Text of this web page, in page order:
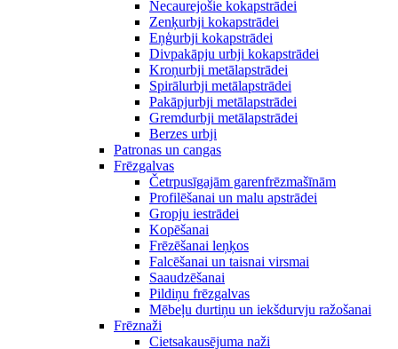
Necaurejošie kokapstrādei
Zenķurbji kokapstrādei
Eņģurbji kokapstrādei
Divpakāpju urbji kokapstrādei
Kroņurbji metālapstrādei
Spirālurbji metālapstrādei
Pakāpjurbji metālapstrādei
Gremdurbji metālapstrādei
Berzes urbji
Patronas un cangas
Frēzgalvas
Četrpusīgajām garenfrēzmašīnām
Profilēšanai un malu apstrādei
Gropju iestrādei
Kopēšanai
Frēzēšanai leņķos
Falcēšanai un taisnai virsmai
Saaudzēšanai
Pildiņu frēzgalvas
Mēbeļu durtiņu un iekšdurvju ražošanai
Frēznaži
Cietsakausējuma naži